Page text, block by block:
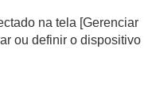
atual
na tela [Gerenciar
ou definir o dispositivo